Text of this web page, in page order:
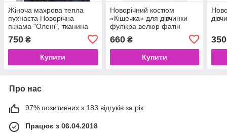
Жіноча махрова тепла
пухнаста Новорічна
піжама "Олені", тканина
костюм, розмір 54-56
750 ₴
Купити
Новорічний костюм
«Кішечка» для дівчинки
фулікра велюр фатін
660₴
Купити
350
Про нас
97% позитивних з 183 відгуків за рік
Працює з 06.04.2018